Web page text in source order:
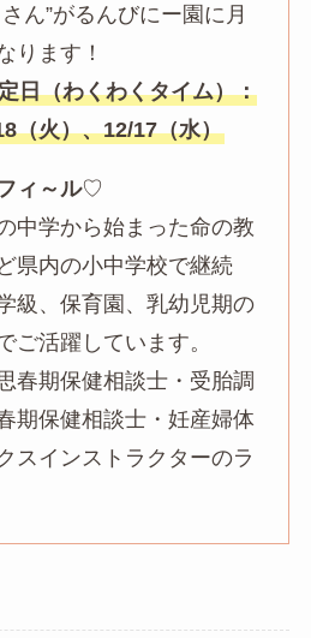
ん”がるんびにー園に月
ります！
日（わくわくタイム）：
（火）、12/17（水）
ィ～ル♡
中学から始まった命の教
県内の小中学校で継続
級、保育園、乳幼児期の
ご活躍しています。
春期保健相談士・受胎調
期保健相談士・妊産婦体
スインストラクターのラ